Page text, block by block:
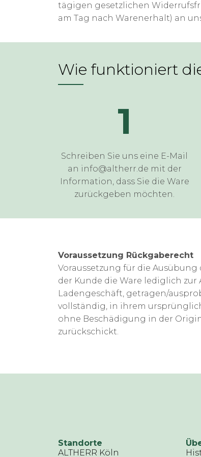
tägigen gesetzlichen
am Tag nach Warenerhalt) an
Wie funktioniert
1
Schreiben Sie uns eine E-Mail
an info@altherr.de mit der
Information, dass Sie die Ware
zurückgeben möchten.
Voraussetzung Rückgaberecht
Voraussetzung für die Ausübung
der Kunde die Ware lediglich zur
Ladengeschäft, getragen/
vollständig, in ihrem
ohne Beschädigung in der
zurückschickt.
Standorte
ALTHERR Köln